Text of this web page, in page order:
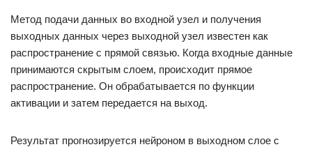
Метод подачи данных во входной узел и получения
выходных данных через выходной узел известен как
распространение с прямой связью. Когда входные данные
принимаются скрытым слоем, происходит прямое
распространение. Он обрабатывается по функции
активации и затем передается на выход.
Результат прогнозируется нейроном в выходном слое с